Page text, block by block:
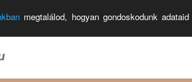
megtalálod, hogyan gondoskodunk